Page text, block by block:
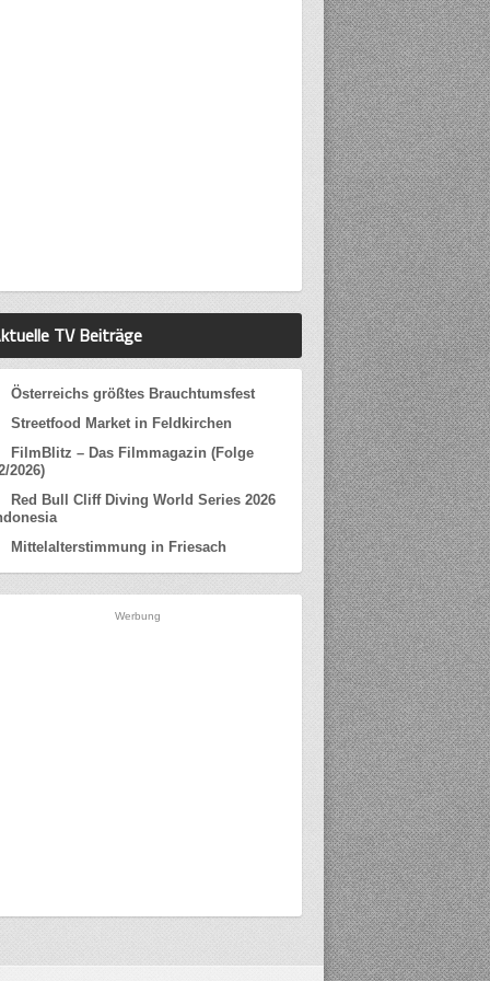
TV Beiträge
Österreichs größtes Brauchtumsfest
Streetfood Market in Feldkirchen
FilmBlitz – Das Filmmagazin (Folge
2026)
Red Bull Cliff Diving World Series 2026
Mittelalterstimmung in Friesach
Werbung